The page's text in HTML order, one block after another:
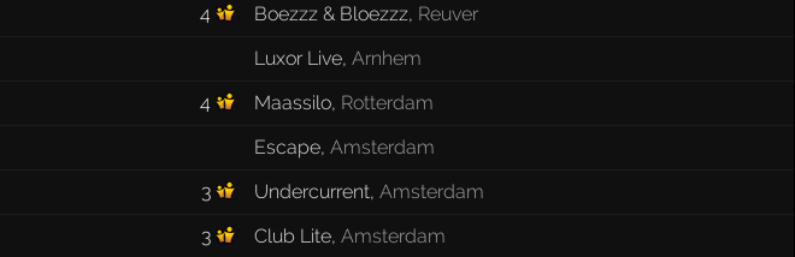
4 Boezzz & Bloezzz, Reuver
Luxor Live, Arnhem
4 Maassilo, Rotterdam
Escape, Amsterdam
3 Undercurrent, Amsterdam
3 Club Lite, Amsterdam